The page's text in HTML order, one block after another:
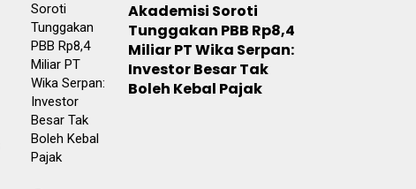
Akademisi Soroti
Tunggakan PBB Rp8,4
Miliar PT Wika Serpan:
Investor Besar Tak
Boleh Kebal Pajak